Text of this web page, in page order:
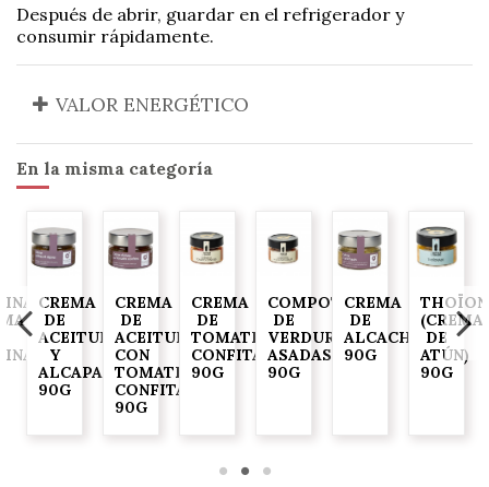
Después de abrir, guardar en el refrigerador y
consumir rápidamente.
VALOR ENERGÉTICO
En la misma categoría
CREMA
DE
ACEITUNAS
Y
ALCAPARRAS
90G
CREMA
DE
ACEITUNAS
CON
TOMATES
CONFITADOS
90G
CREMA
DE
TOMATES
CONFITADOS
90G
COMPOTA
DE
VERDURAS
ASADAS
90G
CREMA
DE
ALCACHOFA
90G
(CREMA
DE
ATÚN)
90G